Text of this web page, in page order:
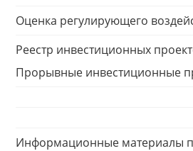
Оценка регулирующего
Реестр инвестиционных
Прорывные инвестиционные
Информационные материалы